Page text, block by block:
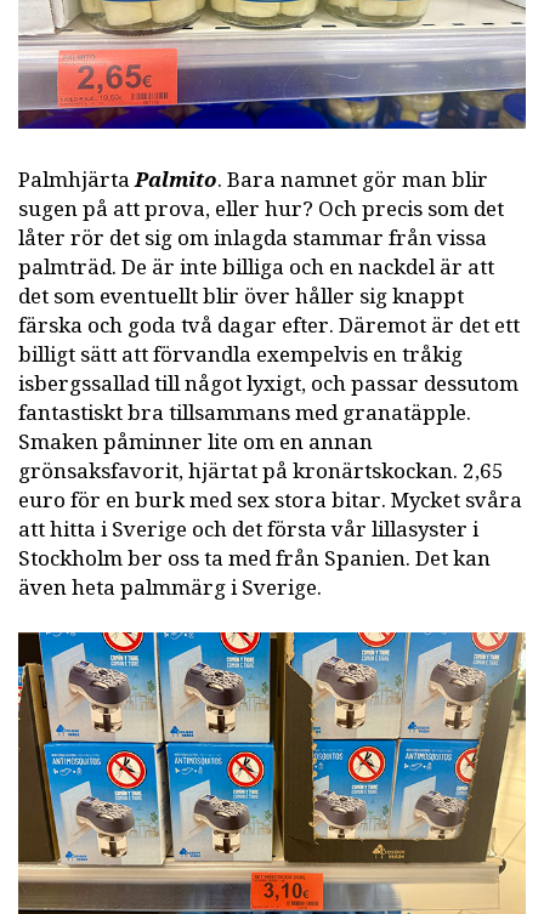
PalmhjärtaPalmito. Bara namnet gör man blir
sugen på att prova, eller hur? Och precis som det
låter rör det sig om inlagda stammar från vissa
palmträd. De är inte billiga och en nackdel är att
det som eventuellt blir över håller sig knappt
färska och goda två dagar efter. Däremot är det ett
billigt sätt att förvandla exempelvis en tråkig
isbergssallad till något lyxigt, och passar dessutom
fantastiskt bra tillsammans med granatäpple.
Smaken påminner lite om en annan
grönsaksfavorit, hjärtat på kronärtskockan. 2,65
euro för en burk med sex stora bitar. Mycket svåra
att hitta i Sverige och det första vår lillasyster i
Stockholm ber oss ta med från Spanien. Det kan
även heta palmmärg i Sverige.